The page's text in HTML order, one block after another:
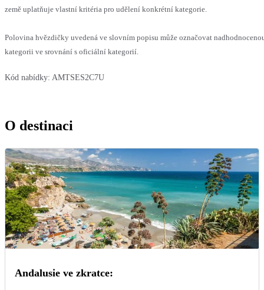
země uplatňuje vlastní kritéria pro udělení konkrétní kategorie.
Polovina hvězdičky uvedená ve slovním popisu může označovat
kategorii ve srovnání s oficiální kategorií.
Kód nabídky: AMTSES2C7U
O destinaci
Andalusie ve zkratce: